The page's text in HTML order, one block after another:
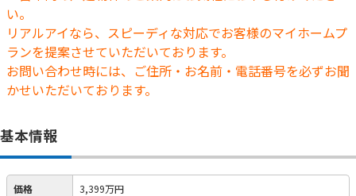
い。
リアルアイなら、スピーディな対応でお客様のマイホームプ
ランを提案させていただいております。
お問い合わせ時には、ご住所・お名前・電話番号を必ずお聞
かせいただいております。
基本情報
価格 3,399万円